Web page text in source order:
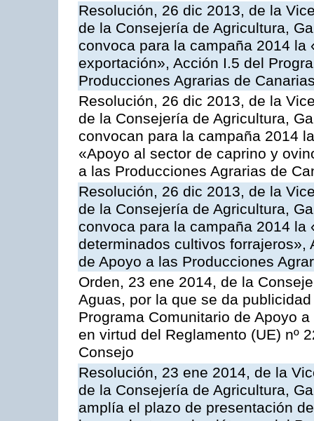
Resolución, 26 dic 2013, de la
de la Consejería de Agricultura,
convoca para la campaña 2014
exportación», Acción I.5 del
Producciones Agrarias de
Resolución, 26 dic 2013, de la
de la Consejería de Agricultura,
convocan para la campaña 2014
«Apoyo al sector de caprino y
a las Producciones Agrarias de
Resolución, 26 dic 2013, de la
de la Consejería de Agricultura,
convoca para la campaña 2014 la
determinados cultivos forrajeros»,
de Apoyo a las Producciones
Orden, 23 ene 2014, de la
Aguas, por la que se da
Programa Comunitario de Apoyo
en virtud del Reglamento (UE) nº
Consejo
Resolución, 23 ene 2014, de la
de la Consejería de Agricultura,
amplía el plazo de presentación